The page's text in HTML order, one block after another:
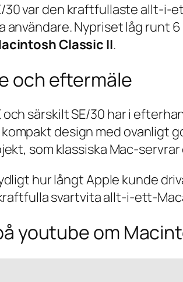
30 var den kraftfullaste allt-i-
användare. Nypriset låg runt
Classic II.
och eftermäle
och särskilt SE/30 har i
design med ovanligt
som klassiska Mac-
hur långt Apple kunde
svartvita allt-i-ett-
youtube om